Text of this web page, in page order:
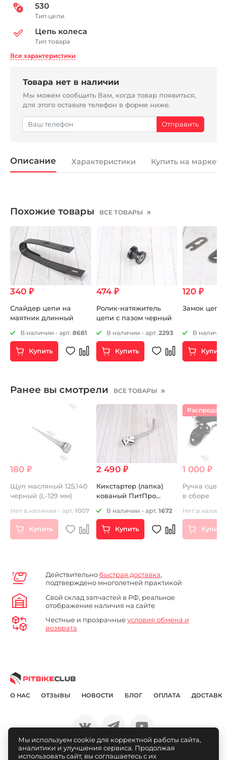
530
Тип цепи
Цепь колеса
Тип товара
Все характеристики
Товара нет в наличии
Мы можем сообщить Вам, когда товар появиться,
для этого оставьте телефон в форме ниже.
Описание Характеристики Купить на
Похожие товары ВСЕ ТОВАРЫ
340 ₽
Слайдер цепи на
маятник длинный
В наличии - арт. 8681
Купить
474 ₽
Ролик-натяжитель
цепи с пазом черный
В наличии - арт. 2293
Купить
120 ₽
Замок цепи
В наличии
Купить
Ранее вы смотрели ВСЕ ТОВАРЫ
180 ₽
Щуп масляный 125,140
черный (L-129 мм)
Нет в наличии - арт. 1007
Купить
2 490 ₽
Кикстартер (лапка)
кованый ПитПро
В наличии - арт. 1672
Купить
Распродажа
1 000 ₽
Ручка
в сборе
Нет в
Купить
Действительно быстрая доставка,
подтверждено многолетней практикой
Свой склад запчастей в РФ, реальное
отображение наличия на сайте
Честные и прозрачныеусловия обмена и
возврата
О НАС ОТЗЫВЫ НОВОСТИ БЛОГ ОПЛАТА ДОСТАВКА
© Pitbikeclub.ru 2012-2026
Мы используем cookie для корректной работы сайта,
аналитики и улучшения сервиса. Продолжая
использовать сайт, вы соглашаетесь с их